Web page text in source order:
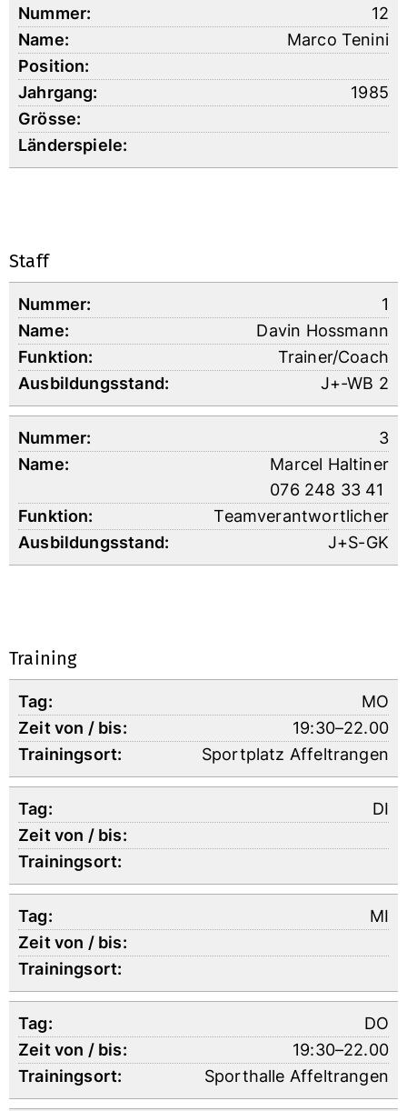
12
Marco Tenini
1985
Staff
1
Davin Hossmann
Trainer/Coach
J+-WB 2
3
Marcel Haltiner
076 248 33 41
Teamverantwortlicher
J+S-GK
Training
MO
19:30–22.00
Sportplatz Affeltrangen
DI
MI
DO
19:30–22.00
Sporthalle Affeltrangen